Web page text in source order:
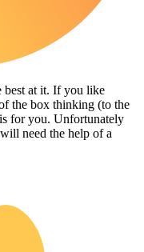
best at it. If you like
the box thinking (to the
for you. Unfortunately
need the help of a